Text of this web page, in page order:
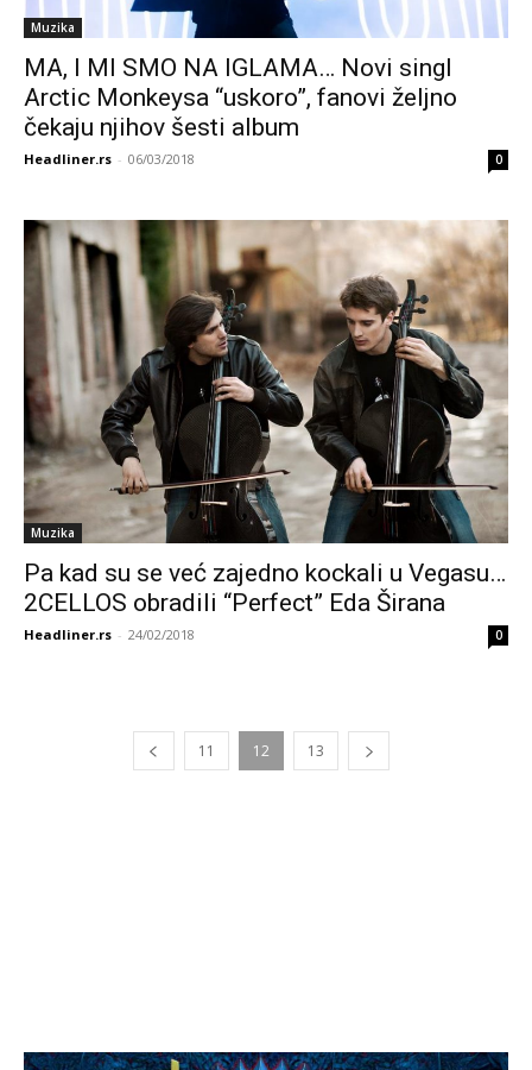
Muzika
MA, I MI SMO NA IGLAMA… Novi singl
Arctic Monkeysa “uskoro”, fanovi željno
čekaju njihov šesti album
Headliner.rs - 06/03/2018 0
Muzika
Pa kad su se već zajedno kockali u Vegasu…
2CELLOS obradili “Perfect” Eda Širana
Headliner.rs - 24/02/2018 0
11 12 13